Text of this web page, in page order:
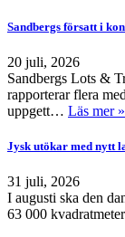
Sandbergs försatt i
20 juli, 2026
Sandbergs Lots &
rapporterar flera
uppgett… Läs mer »
Jysk utökar med nytt
31 juli, 2026
I augusti ska den
63 000